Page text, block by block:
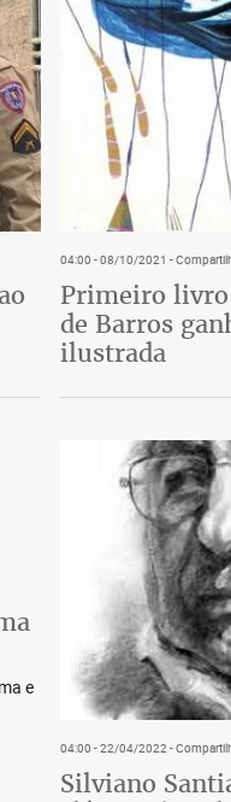
04:00 - 08/10/2021 -
Primeiro
de Barros
ilustrada
e
04:00 - 22/04/2022-
Silviano